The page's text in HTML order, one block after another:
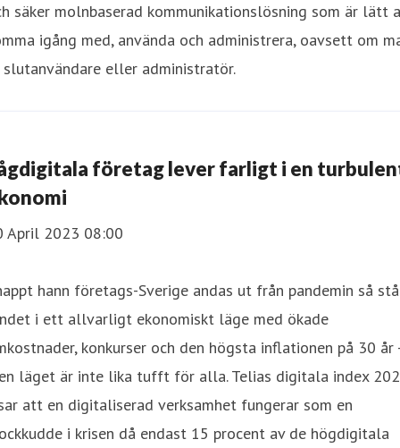
säker molnbaserad kommunikationslösning som är lätt
igång med, använda och administrera, oavsett om
slutanvändare eller administratör.
företag lever farligt i en
April 2023 08:00
hann företags-Sverige andas ut från pandemin så
i ett allvarligt ekonomiskt läge med ökade
konkurser och den högsta inflationen på 30 år
läget är inte lika tufft för alla. Telias digitala index
att en digitaliserad verksamhet fungerar som en
i krisen då endast 15 procent av de högdigitala